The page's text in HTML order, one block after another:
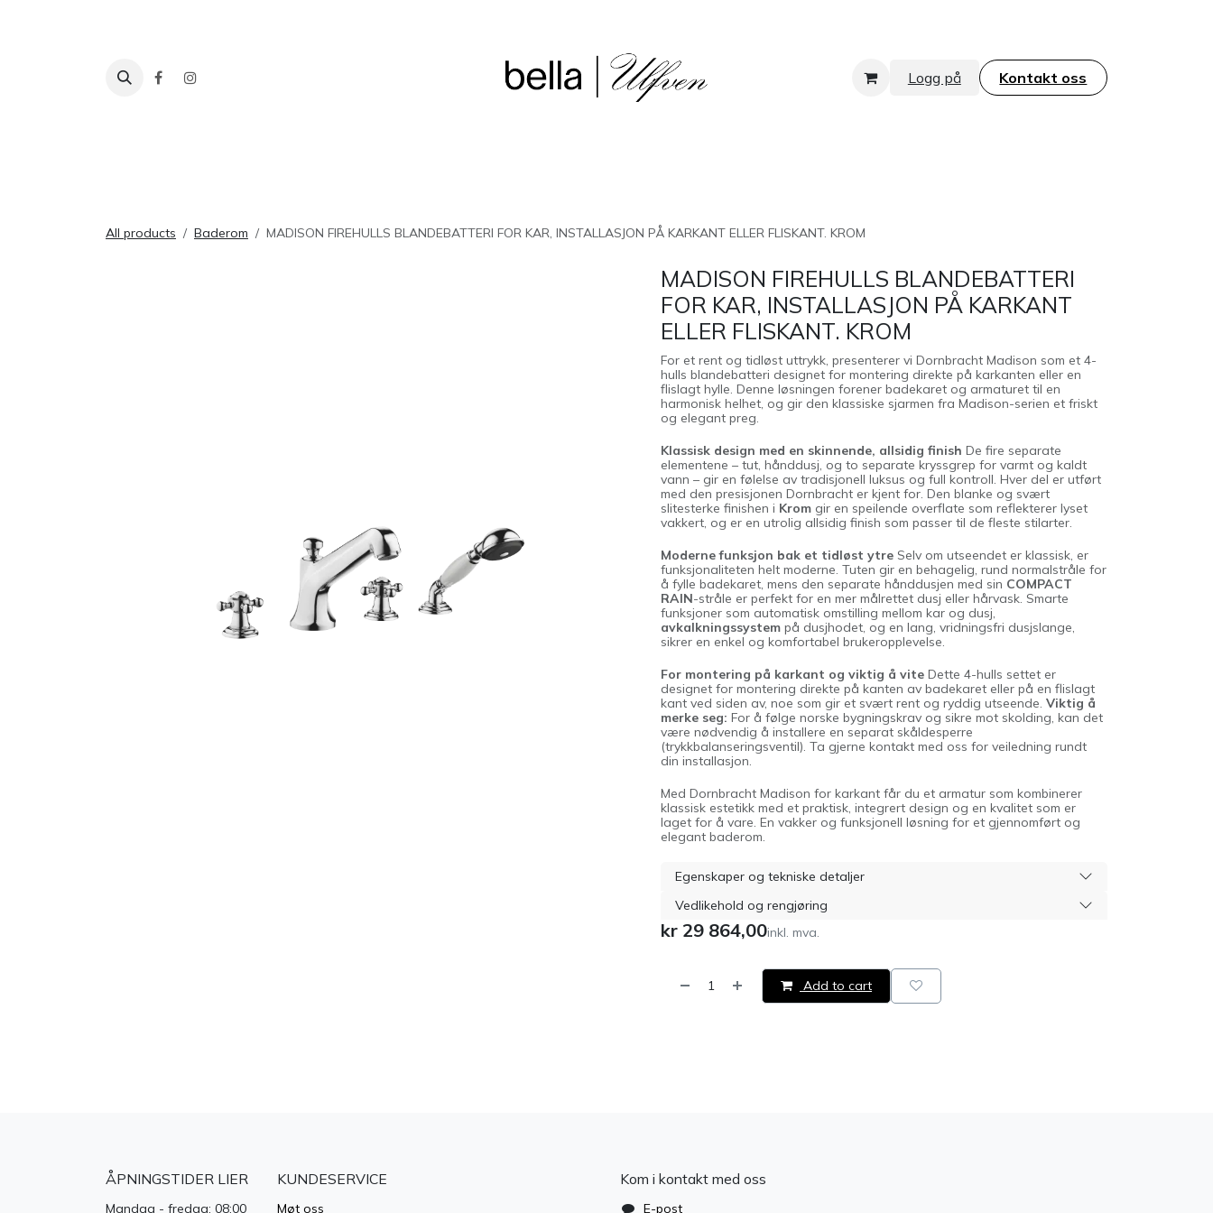
Logg på Kontakt oss​​​​​​​
All products Baderom MADISON FIREHULLS BLANDEBATTERI FOR KAR, INSTALLASJON PÅ KARKANT ELLER FLISKANT. KROM
MADISON FIREHULLS BLANDEBATTERI
FOR KAR, INSTALLASJON PÅ KARKANT
ELLER FLISKANT. KROM
For et rent og tidløst uttrykk, presenterer vi Dornbracht Madison som et 4-
hulls blandebatteri designet for montering direkte på karkanten eller en
flislagt hylle. Denne løsningen forener badekaret og armaturet til en
harmonisk helhet, og gir den klassiske sjarmen fra Madison-serien et friskt
og elegant preg.
Klassisk design med en skinnende, allsidig finish De fire separate
elementene – tut, hånddusj, og to separate kryssgrep for varmt og kaldt
vann – gir en følelse av tradisjonell luksus og full kontroll. Hver del er utført
med den presisjonen Dornbracht er kjent for. Den blanke og svært
slitesterke finishen i Krom gir en speilende overflate som reflekterer lyset
vakkert, og er en utrolig allsidig finish som passer til de fleste stilarter.
Moderne funksjon bak et tidløst ytre Selv om utseendet er klassisk, er
funksjonaliteten helt moderne. Tuten gir en behagelig, rund normalstråle for
å fylle badekaret, mens den separate hånddusjen med sin COMPACT
RAIN-stråle er perfekt for en mer målrettet dusj eller hårvask. Smarte
funksjoner som automatisk omstilling mellom kar og dusj,
avkalkningssystem på dusjhodet, og en lang, vridningsfri dusjslange,
sikrer en enkel og komfortabel brukeropplevelse.
For montering på karkant og viktig å vite Dette 4-hulls settet er
designet for montering direkte på kanten av badekaret eller på en flislagt
kant ved siden av, noe som gir et svært rent og ryddig utseende. Viktig å
merke seg: For å følge norske bygningskrav og sikre mot skolding, kan det
være nødvendig å installere en separat skåldesperre
(trykkbalanseringsventil). Ta gjerne kontakt med oss for veiledning rundt
din installasjon.
Med Dornbracht Madison for karkant får du et armatur som kombinerer
klassisk estetikk med et praktisk, integrert design og en kvalitet som er
laget for å vare. En vakker og funksjonell løsning for et gjennomført og
elegant baderom.
Egenskaper og tekniske detaljer
Vedlikehold og rengjøring
kr 29 864,00inkl. mva.
Add to cart
ÅPNINGSTIDER LIER
Mandag - fredag: 08:00
KUNDESERVICE
Møt oss
Kom i kontakt med oss
E-post